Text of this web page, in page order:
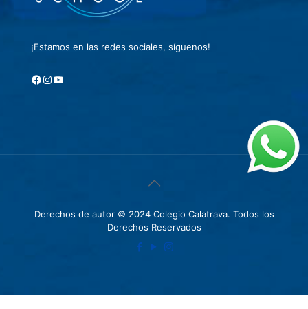
¡Estamos en las redes sociales, síguenos!
Facebook
Instagram
YouTube
Derechos de autor © 2024 Colegio Calatrava. Todos los
Derechos Reservados